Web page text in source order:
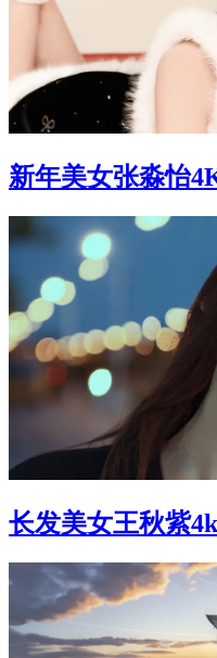
新年美女张淼怡
长发美女王秋紫